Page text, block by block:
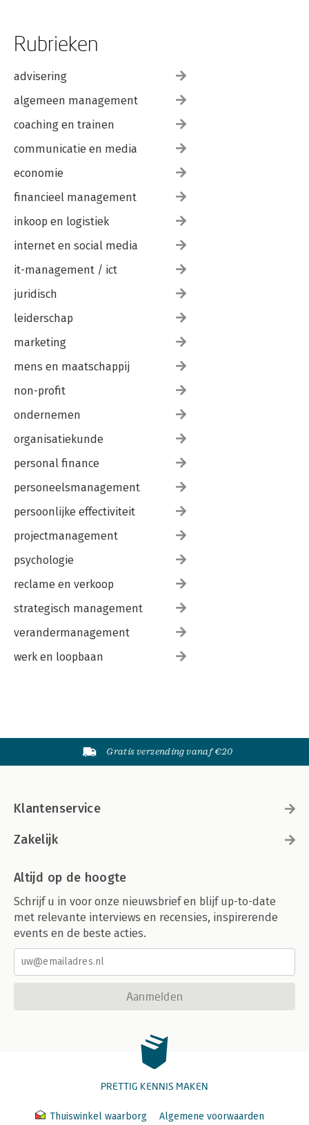
Rubrieken
advisering
algemeen management
coaching en trainen
communicatie en media
economie
financieel management
inkoop en logistiek
internet en social media
it-management / ict
juridisch
leiderschap
marketing
mens en maatschappij
non-profit
ondernemen
organisatiekunde
personal finance
personeelsmanagement
persoonlijke effectiviteit
projectmanagement
psychologie
reclame en verkoop
strategisch management
verandermanagement
werk en loopbaan
Gratis verzending vanaf €20
Klantenservice
Zakelijk
Altijd op de hoogte
Schrijf u in voor onze nieuwsbrief en blijf up-to-date
met relevante interviews en recensies, inspirerende
events en de beste acties.
Aanmelden
PRETTIG KENNIS MAKEN
Thuiswinkel waarborg Algemene voorwaarden